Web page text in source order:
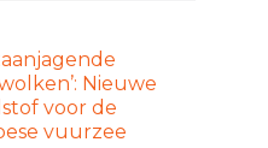
Nieuwe
voor de
vuurzee